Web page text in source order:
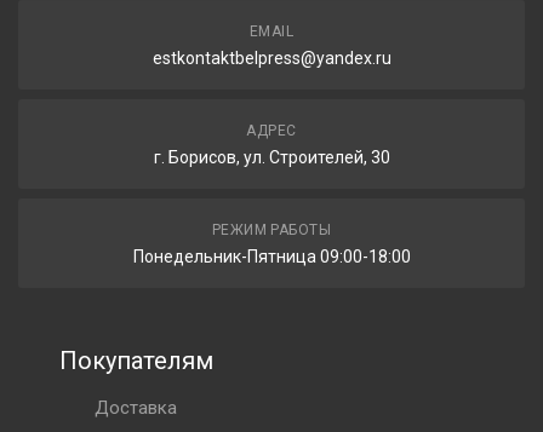
EMAIL
estkontaktbelpress@yandex.ru
АДРЕС
г. Борисов, ул. Строителей, 30
РЕЖИМ РАБОТЫ
Понедельник-Пятница 09:00-18:00
Покупателям
Доставка